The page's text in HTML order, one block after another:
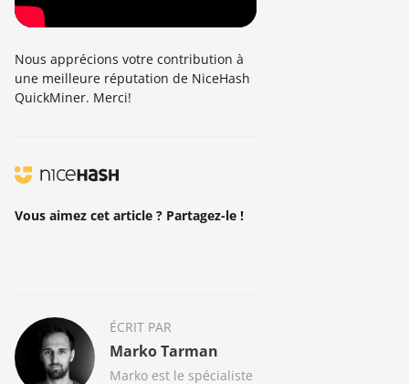
Nous apprécions votre contribution à
une meilleure réputation de NiceHash
QuickMiner. Merci!
Vous aimez cet article ? Partagez-le !
ÉCRIT PAR
Marko Tarman
Marko est le spécialiste